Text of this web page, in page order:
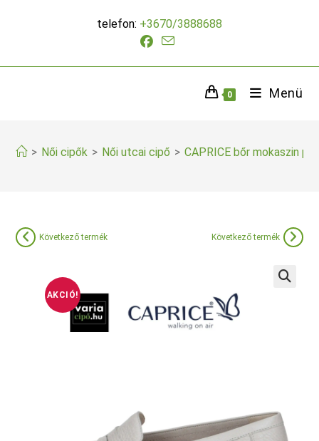
telefon: +3670/3888688
0 Menü
> Női cipők > Női utcai cipő > CAPRICE bőr mokaszin
AKCIÓ!
Következő termék Következő termék